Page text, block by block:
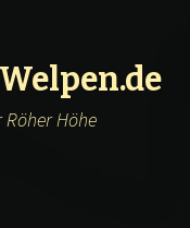
Höhe